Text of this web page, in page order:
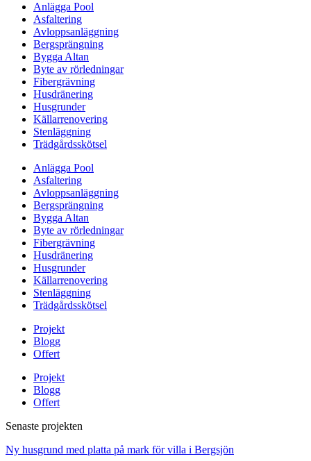
Anlägga Pool
Asfaltering
Avloppsanläggning
Bergsprängning
Bygga Altan
Byte av rörledningar
Fibergrävning
Husdränering
Husgrunder
Källarrenovering
Stenläggning
Trädgårdsskötsel
Anlägga Pool
Asfaltering
Avloppsanläggning
Bergsprängning
Bygga Altan
Byte av rörledningar
Fibergrävning
Husdränering
Husgrunder
Källarrenovering
Stenläggning
Trädgårdsskötsel
Projekt
Blogg
Offert
Projekt
Blogg
Offert
Senaste projekten
Ny husgrund med platta på mark för villa i Bergsjön